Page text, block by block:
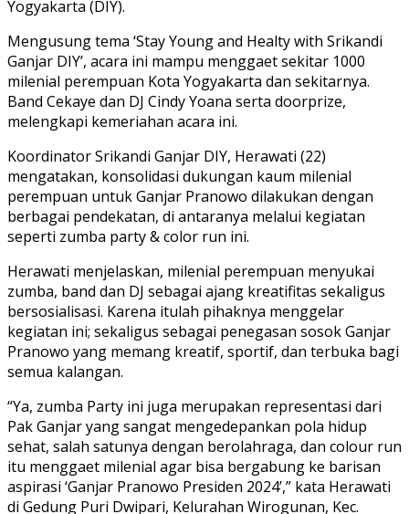
Yogyakarta (DIY).
Mengusung tema ‘Stay Young and Healty with Srikandi
Ganjar DIY’, acara ini mampu menggaet sekitar 1000
milenial perempuan Kota Yogyakarta dan sekitarnya.
Band Cekaye dan DJ Cindy Yoana serta doorprize,
melengkapi kemeriahan acara ini.
Koordinator Srikandi Ganjar DIY, Herawati (22)
mengatakan, konsolidasi dukungan kaum milenial
perempuan untuk Ganjar Pranowo dilakukan dengan
berbagai pendekatan, di antaranya melalui kegiatan
seperti zumba party & color run ini.
Herawati menjelaskan, milenial perempuan menyukai
zumba, band dan DJ sebagai ajang kreatifitas sekaligus
bersosialisasi. Karena itulah pihaknya menggelar
kegiatan ini; sekaligus sebagai penegasan sosok Ganjar
Pranowo yang memang kreatif, sportif, dan terbuka bagi
semua kalangan.
“Ya, zumba Party ini juga merupakan representasi dari
Pak Ganjar yang sangat mengedepankan pola hidup
sehat, salah satunya dengan berolahraga, dan colour run
itu menggaet milenial agar bisa bergabung ke barisan
aspirasi ‘Ganjar Pranowo Presiden 2024’,” kata Herawati
di Gedung Puri Dwipari, Kelurahan Wirogunan, Kec.